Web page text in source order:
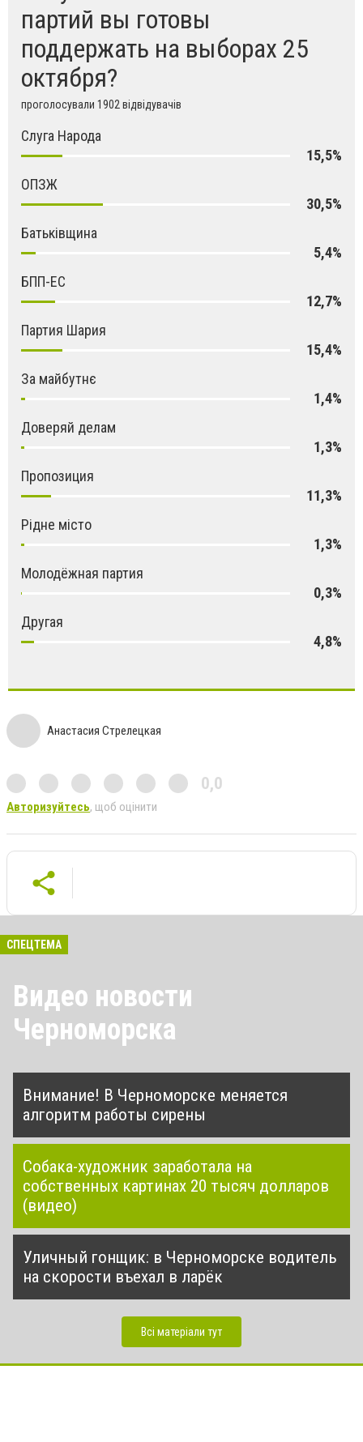
партий вы готовы
поддержать на выборах 25
октября?
проголосували 1902 відвідувачів
Слуга Народа
15,5%
ОПЗЖ
30,5%
Батьківщина
5,4%
БПП-ЕС
12,7%
Партия Шария
15,4%
За майбутнє
1,4%
Доверяй делам
1,3%
Пропозиция
11,3%
Рідне місто
1,3%
Молодёжная партия
0,3%
Другая
4,8%
Анастасия Стрелецкая
0,0
Авторизуйтесь, щоб оцінити
СПЕЦТЕМА
Видео новости
Черноморска
Внимание! В Черноморске меняется
алгоритм работы сирены
Собака-художник заработала на
собственных картинах 20 тысяч долларов
(видео)
Уличный гонщик: в Черноморске водитель
на скорости въехал в ларёк
Всі матеріали тут